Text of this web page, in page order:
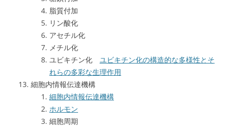
脂質付加
リン酸化
アセチル化
メチル化
ユビキチン化 ユビキチン化の構造的な多様性とそ
れらの多彩な生理作用
細胞内情報伝達機構
細胞内情報伝達機構
ホルモン
細胞周期